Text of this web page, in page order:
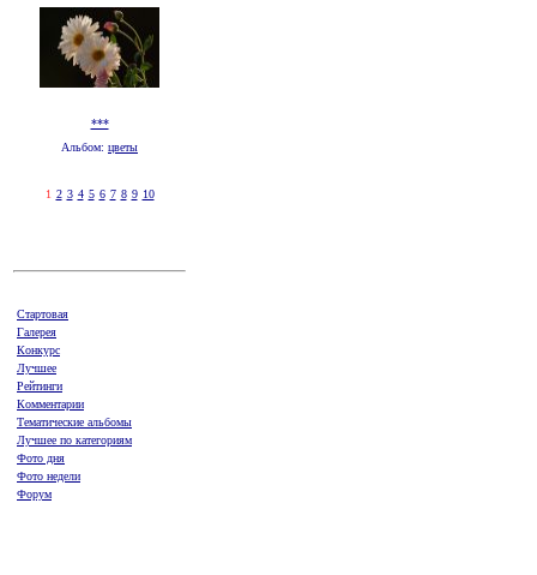
***
Альбом: цветы
1 2 3 4 5 6 7 8 9 10
Стартовая
Галерея
Конкурс
Лучшее
Рейтинги
Комментарии
Тематические альбомы
Лучшее по категориям
Фото дня
Фото недели
Форум